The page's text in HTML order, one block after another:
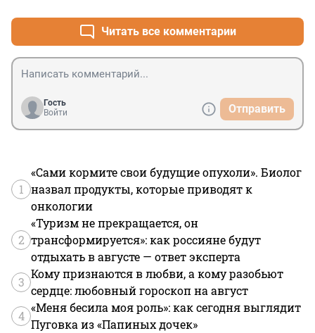
начальников полиции для устрашения Алиева. Мол,
видишь, мы своих плющим, можешь представить, что
будет с твоими. Поссорились бы с Киргизией –
плющили бы киргизов. Ни чего нового.
Читать все комментарии
Гость
Войти
Отправить
1
«Сами кормите свои будущие опухоли». Биолог
назвал продукты, которые приводят к
онкологии
2
«Туризм не прекращается, он
трансформируется»: как россияне будут
отдыхать в августе — ответ эксперта
3
Кому признаются в любви, а кому разобьют
сердце: любовный гороскоп на август
4
«Меня бесила моя роль»: как сегодня выглядит
Пуговка из «Папиных дочек»